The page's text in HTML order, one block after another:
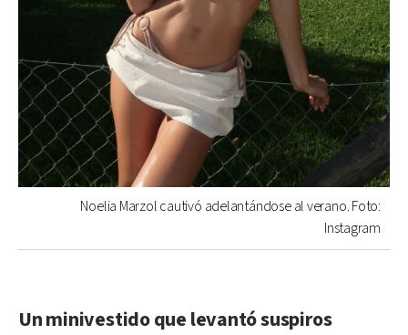
Noelia Marzol cautivó adelantándose al verano. Foto:
Instagram
Un minivestido que levantó suspiros